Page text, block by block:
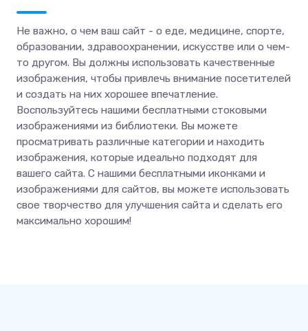
Не важно, о чем ваш сайт - о еде, медицине, спорте,
образовании, здравоохранении, искусстве или о чем-
то другом. Вы должны использовать качественные
изображения, чтобы привлечь внимание посетителей
и создать на них хорошее впечатление.
Воспользуйтесь нашими бесплатными стоковыми
изображениями из библиотеки. Вы можете
просматривать различные категории и находить
изображения, которые идеально подходят для
вашего сайта. С нашими бесплатными иконками и
изображениями для сайтов, вы можете использовать
свое творчество для улучшения сайта и сделать его
максимально хорошим!